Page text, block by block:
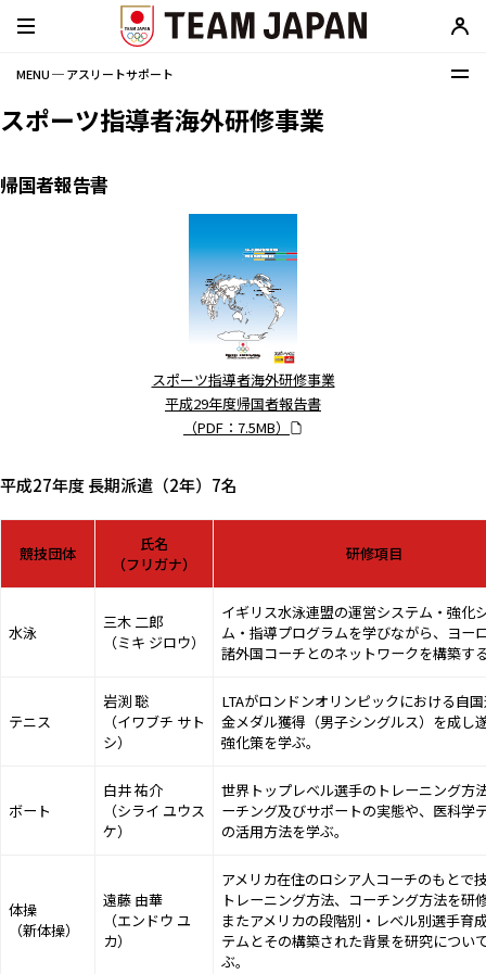
MENU ─ アスリートサポート
スポーツ指導者海外研修事業
帰国者報告書
スポーツ指導者海外研修事業
平成29年度帰国者報告書
（PDF：7.5MB）
平成27年度 長期派遣（2年）7名
競技団体
氏名
（フリガナ）
研修項目
水泳
三木 二郎
（ミキ ジロウ）
イギリス水泳連盟の運営システム・強化
ム・指導プログラムを学びながら、ヨー
諸外国コーチとのネットワークを構築す
テニス
岩渕 聡
（イワブチ サト
シ）
LTAがロンドンオリンピックにおける自
金メダル獲得（男子シングルス）を成し
強化策を学ぶ。
ボート
白井 祐介
（シライ ユウス
ケ）
世界トップレベル選手のトレーニング方
ーチング及びサポートの実態や、医科学
の活用方法を学ぶ。
体操
（新体操）
遠藤 由華
（エンドウ ユ
カ）
アメリカ在住のロシア人コーチのもとで
トレーニング方法、コーチング方法を研
またアメリカの段階別・レベル別選手育
テムとその構築された背景を研究につい
ぶ。